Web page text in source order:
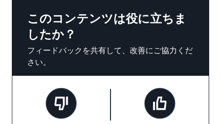
このコンテンツは役に立ちま
したか？
フィードバックを共有して、改善にご協力くだ
さい。